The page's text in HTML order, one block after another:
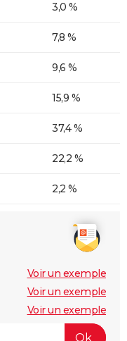
3,0 %
7,8 %
9,6 %
15,9 %
37,4 %
22,2 %
2,2 %
Voir un exemple
Voir un exemple
Voir un exemple